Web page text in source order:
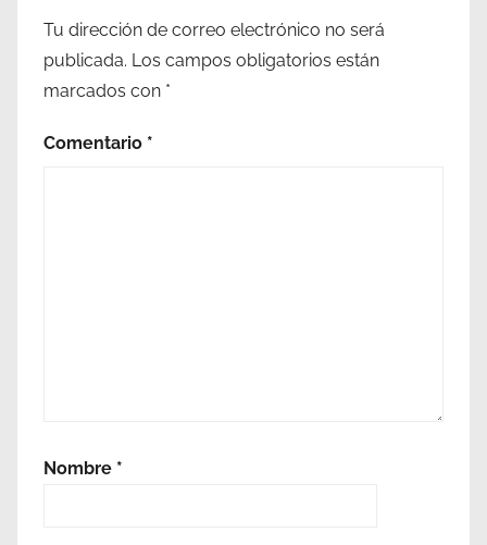
Tu dirección de correo electrónico no será
publicada. Los campos obligatorios están
marcados con *
Comentario *
Nombre *